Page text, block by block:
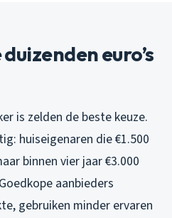
euro’s
is zelden de beste keuze.
huiseigenaren die €1.500
binnen vier jaar €3.000
aanbieders
gebruiken minder ervaren